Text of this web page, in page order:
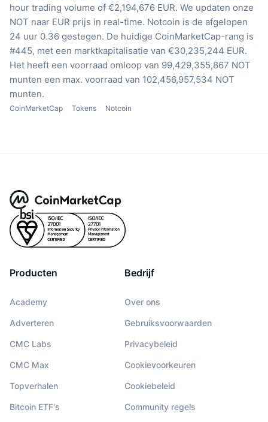
hour trading volume of €2,194,676 EUR. We updaten onze
NOT naar EUR prijs in real-time. Notcoin is de afgelopen
24 uur 0.36 gestegen. De huidige CoinMarketCap-rang is
#445, met een marktkapitalisatie van €30,235,244 EUR.
Het heeft een voorraad omloop van 99,429,355,867 NOT
munten een max. voorraad van 102,456,957,534 NOT
munten.
CoinMarketCap Tokens Notcoin
Producten
Academy
Adverteren
CMC Labs
CMC Max
Topverhalen
Bitcoin ETF's
Bedrijf
Over ons
Gebruiksvoorwaarden
Privacybeleid
Cookievoorkeuren
Cookiebeleid
Community regels